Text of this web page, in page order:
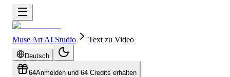
Muse Art AI Studio Text zu Video
Deutsch
64Anmelden und 64 Credits erhalten